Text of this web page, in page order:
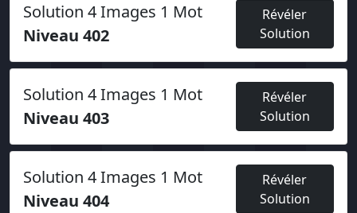
Solution 4 Images 1 Mot
Niveau 402
Révéler
Solution
Solution 4 Images 1 Mot
Niveau 403
Révéler
Solution
Solution 4 Images 1 Mot
Niveau 404
Révéler
Solution